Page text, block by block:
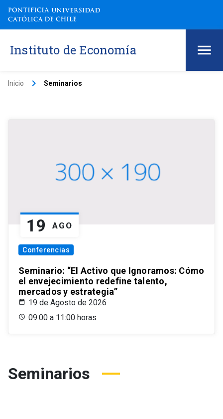
Instituto de Economía
Inicio keyboard_arrow_right Seminarios
19 AGO
Conferencias
Seminario: “El Activo que Ignoramos: Cómo
el envejecimiento redefine talento,
mercados y estrategia”
19 de Agosto de 2026
09:00 a 11:00 horas
Seminarios